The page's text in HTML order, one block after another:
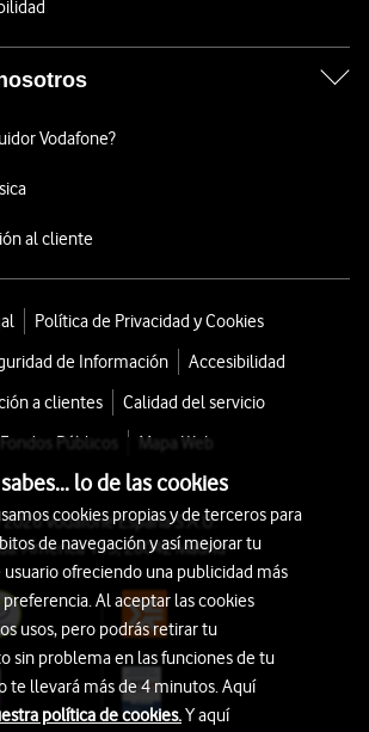
Vodafone?
al cliente
Política de Privacidad y Cookies
de Información
Accesibilidad
a clientes
Calidad del servicio
Fondos Públicos
Mapa Web
Vodafone España S.A.U.
América 115, 28042 Madrid
sabes... lo de las cookies
cookies propias y de terceros para
de navegación y así mejorar tu
ofreciendo una publicidad más
Al aceptar las cookies
usos, pero podrás retirar tu
sin problema en las funciones de tu
te llevará más de 4 minutos. Aquí
política de cookies.Y aquí